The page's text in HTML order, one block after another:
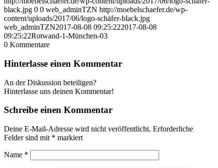
black.jpg 0 0 web_adminTZN http://moebelschaefer.de/wp-
content/uploads/2017/06/logo-schäfer-black.jpg
web_adminTZN2017-08-08 09:25:222017-08-08
09:25:22Rotwand-1-München-03
0 Kommentare
Hinterlasse einen Kommentar
An der Diskussion beteiligen?
Hinterlasse uns deinen Kommentar!
Schreibe einen Kommentar
Deine E-Mail-Adresse wird nicht veröffentlicht. Erforderliche
Felder sind mit * markiert
Name *